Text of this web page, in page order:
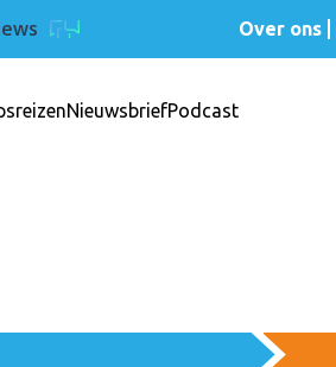
Over ons
NieuwsbriefPodcast